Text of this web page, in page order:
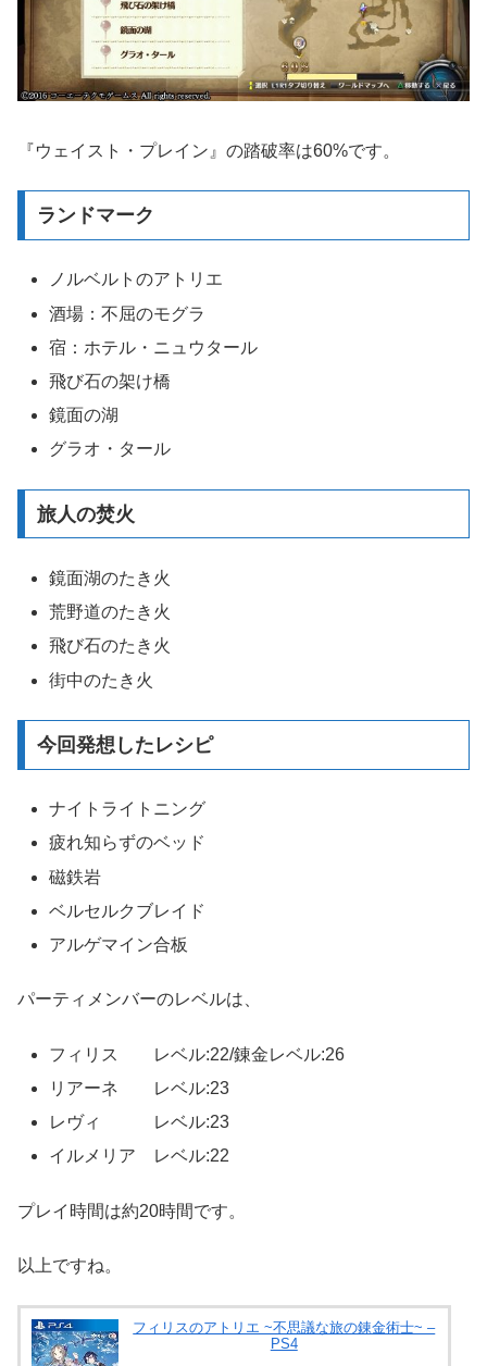
『ウェイスト・プレイン』の踏破率は60%です。
ランドマーク
ノルベルトのアトリエ
酒場：不屈のモグラ
宿：ホテル・ニュウタール
飛び石の架け橋
鏡面の湖
グラオ・タール
旅人の焚火
鏡面湖のたき火
荒野道のたき火
飛び石のたき火
街中のたき火
今回発想したレシピ
ナイトライトニング
疲れ知らずのベッド
磁鉄岩
ベルセルクブレイド
アルゲマイン合板
パーティメンバーのレベルは、
フィリス レベル:22/錬金レベル:26
リアーネ レベル:23
レヴィ レベル:23
イルメリア レベル:22
プレイ時間は約20時間です。
以上ですね。
フィリスのアトリエ ~不思議な旅の錬金術士~ –
PS4